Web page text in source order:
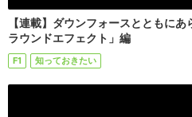
【連載】ダウンフォースとともに
ラウンドエフェクト」編
F1 知っておきたい